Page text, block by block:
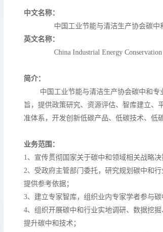
中文名称：
中国工业节能与清洁生产协会碳中和
英文名称：
China Industrial Energy Conservation and
简介：
中国工业节能与清洁生产协会碳中和
旨，提供政策研究、资源评估、智库建立
准体系，开发创新低碳产品、低碳技术、低
业务范围：
1、 宣传贯彻国家关于碳中和领域相关战略决
2、受政府主管部门委托，研究规划碳中和
提供参考依据；
3、建立专家智库，组织业内专家学者参与碳
4、组织开展碳中和行业实地调研、数据挖
提升碳中和技术；